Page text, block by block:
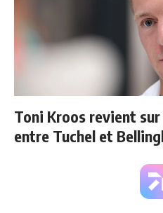
Toni Kroos revient sur
entre Tuchel et